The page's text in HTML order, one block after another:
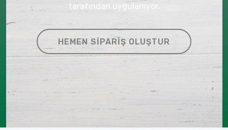
tarafından uygulanıyor.
HEMEN SIPARIŞ OLUŞTUR